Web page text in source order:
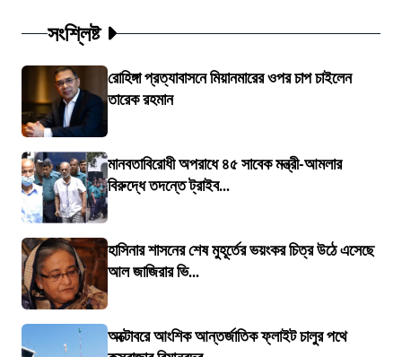
সংশ্লিষ্ট
রোহিঙ্গা প্রত্যাবাসনে মিয়ানমারের ওপর চাপ চাইলেন
তারেক রহমান
মানবতাবিরোধী অপরাধে ৪৫ সাবেক মন্ত্রী-আমলার
বিরুদ্ধে তদন্তে ট্রাইব...
হাসিনার শাসনের শেষ মুহূর্তের ভয়ংকর চিত্র উঠে এসেছে
আল জাজিরার ভি...
অক্টোবরে আংশিক আন্তর্জাতিক ফ্লাইট চালুর পথে